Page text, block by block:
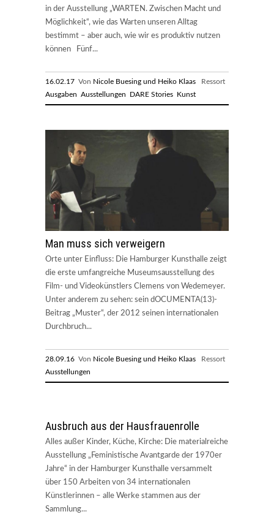
in der Ausstellung „WARTEN. Zwischen Macht und
Möglichkeit“, wie das Warten unseren Alltag
bestimmt – aber auch, wie wir es produktiv nutzen
können Fünf...
16.02.17 Von Nicole Buesing und Heiko Klaas Ressort
Ausgaben Ausstellungen DARE Stories Kunst
Man muss sich verweigern
Orte unter Einfluss: Die Hamburger Kunsthalle zeigt
die erste umfangreiche Museumsausstellung des
Film- und Videokünstlers Clemens von Wedemeyer.
Unter anderem zu sehen: sein dOCUMENTA(13)-
Beitrag „Muster“, der 2012 seinen internationalen
Durchbruch...
28.09.16 Von Nicole Buesing und Heiko Klaas Ressort
Ausstellungen
Ausbruch aus der Hausfrauenrolle
Alles außer Kinder, Küche, Kirche: Die materialreiche
Ausstellung „Feministische Avantgarde der 1970er
Jahre“ in der Hamburger Kunsthalle versammelt
über 150 Arbeiten von 34 internationalen
Künstlerinnen – alle Werke stammen aus der
Sammlung...